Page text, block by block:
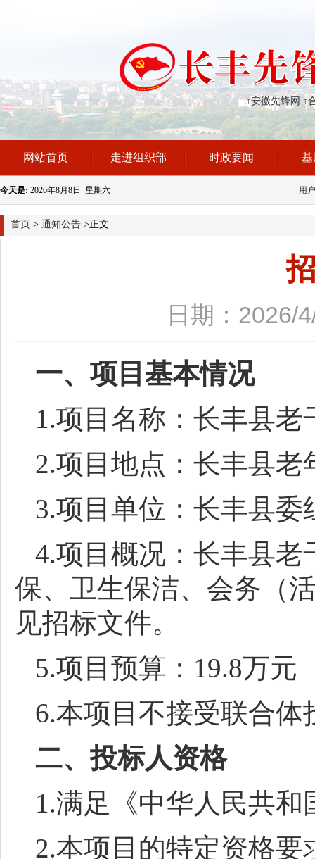
↑安徽先锋网 ↑
网站首页 走进组织部 时政要闻 基
今天是: 2026年8月8日 星期六 用
首页 > 通知公告 >正文
日期：
一、项目基本情况
1.项目名称：长丰县
2.项目地点：长丰县
3.项目单位：长丰县委
4.项目概况：长丰县
保、卫生保洁、会务（
见招标文件。
5.项目预算：19.8万元
6.本项目不接受联合体
二、投标人资格
1.满足《中华人民共
2.本项目的特定资格要